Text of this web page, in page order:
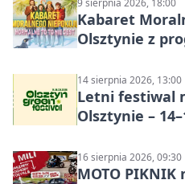
Kabaret
Olsztynie z
14 sierpnia 2026, 13:00
Letni festiwal
Olsztynie –
16 sierpnia 2026, 09:30
MOTO